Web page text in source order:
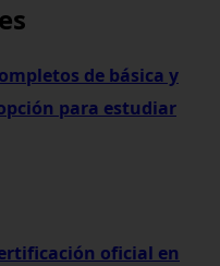
de básica y
para estudiar
oficial en